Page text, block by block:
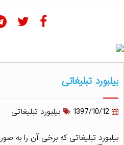
بیلبورد تبلیغاتی
1397/10/12 بیلبورد تبلیغاتی
بیلبورد تبلیغاتی که برخی آن را به